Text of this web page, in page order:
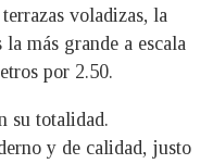
voladizas, la
más grande a escala
por 2.50.
su totalidad.
y de calidad, justo